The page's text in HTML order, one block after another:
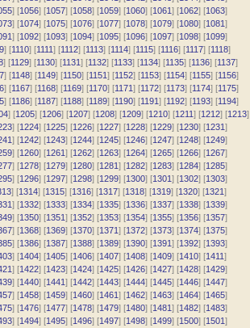
] [1056] [1057] [1058] [1059] [1060] [1061] [1062] [1063]
] [1074] [1075] [1076] [1077] [1078] [1079] [1080] [1081]
] [1092] [1093] [1094] [1095] [1096] [1097] [1098] [1099]
] [1110] [1111] [1112] [1113] [1114] [1115] [1116] [1117] [1118]
] [1129] [1130] [1131] [1132] [1133] [1134] [1135] [1136] [1137]
] [1148] [1149] [1150] [1151] [1152] [1153] [1154] [1155] [1156]
] [1167] [1168] [1169] [1170] [1171] [1172] [1173] [1174] [1175]
] [1186] [1187] [1188] [1189] [1190] [1191] [1192] [1193] [1194]
] [1205] [1206] [1207] [1208] [1209] [1210] [1211] [1212] [1213]
] [1224] [1225] [1226] [1227] [1228] [1229] [1230] [1231]
] [1242] [1243] [1244] [1245] [1246] [1247] [1248] [1249]
] [1260] [1261] [1262] [1263] [1264] [1265] [1266] [1267]
] [1278] [1279] [1280] [1281] [1282] [1283] [1284] [1285]
] [1296] [1297] [1298] [1299] [1300] [1301] [1302] [1303]
] [1314] [1315] [1316] [1317] [1318] [1319] [1320] [1321]
] [1332] [1333] [1334] [1335] [1336] [1337] [1338] [1339]
] [1350] [1351] [1352] [1353] [1354] [1355] [1356] [1357]
] [1368] [1369] [1370] [1371] [1372] [1373] [1374] [1375]
] [1386] [1387] [1388] [1389] [1390] [1391] [1392] [1393]
] [1404] [1405] [1406] [1407] [1408] [1409] [1410] [1411]
] [1422] [1423] [1424] [1425] [1426] [1427] [1428] [1429]
] [1440] [1441] [1442] [1443] [1444] [1445] [1446] [1447]
] [1458] [1459] [1460] [1461] [1462] [1463] [1464] [1465]
] [1476] [1477] [1478] [1479] [1480] [1481] [1482] [1483]
] [1494] [1495] [1496] [1497] [1498] [1499] [1500] [1501]